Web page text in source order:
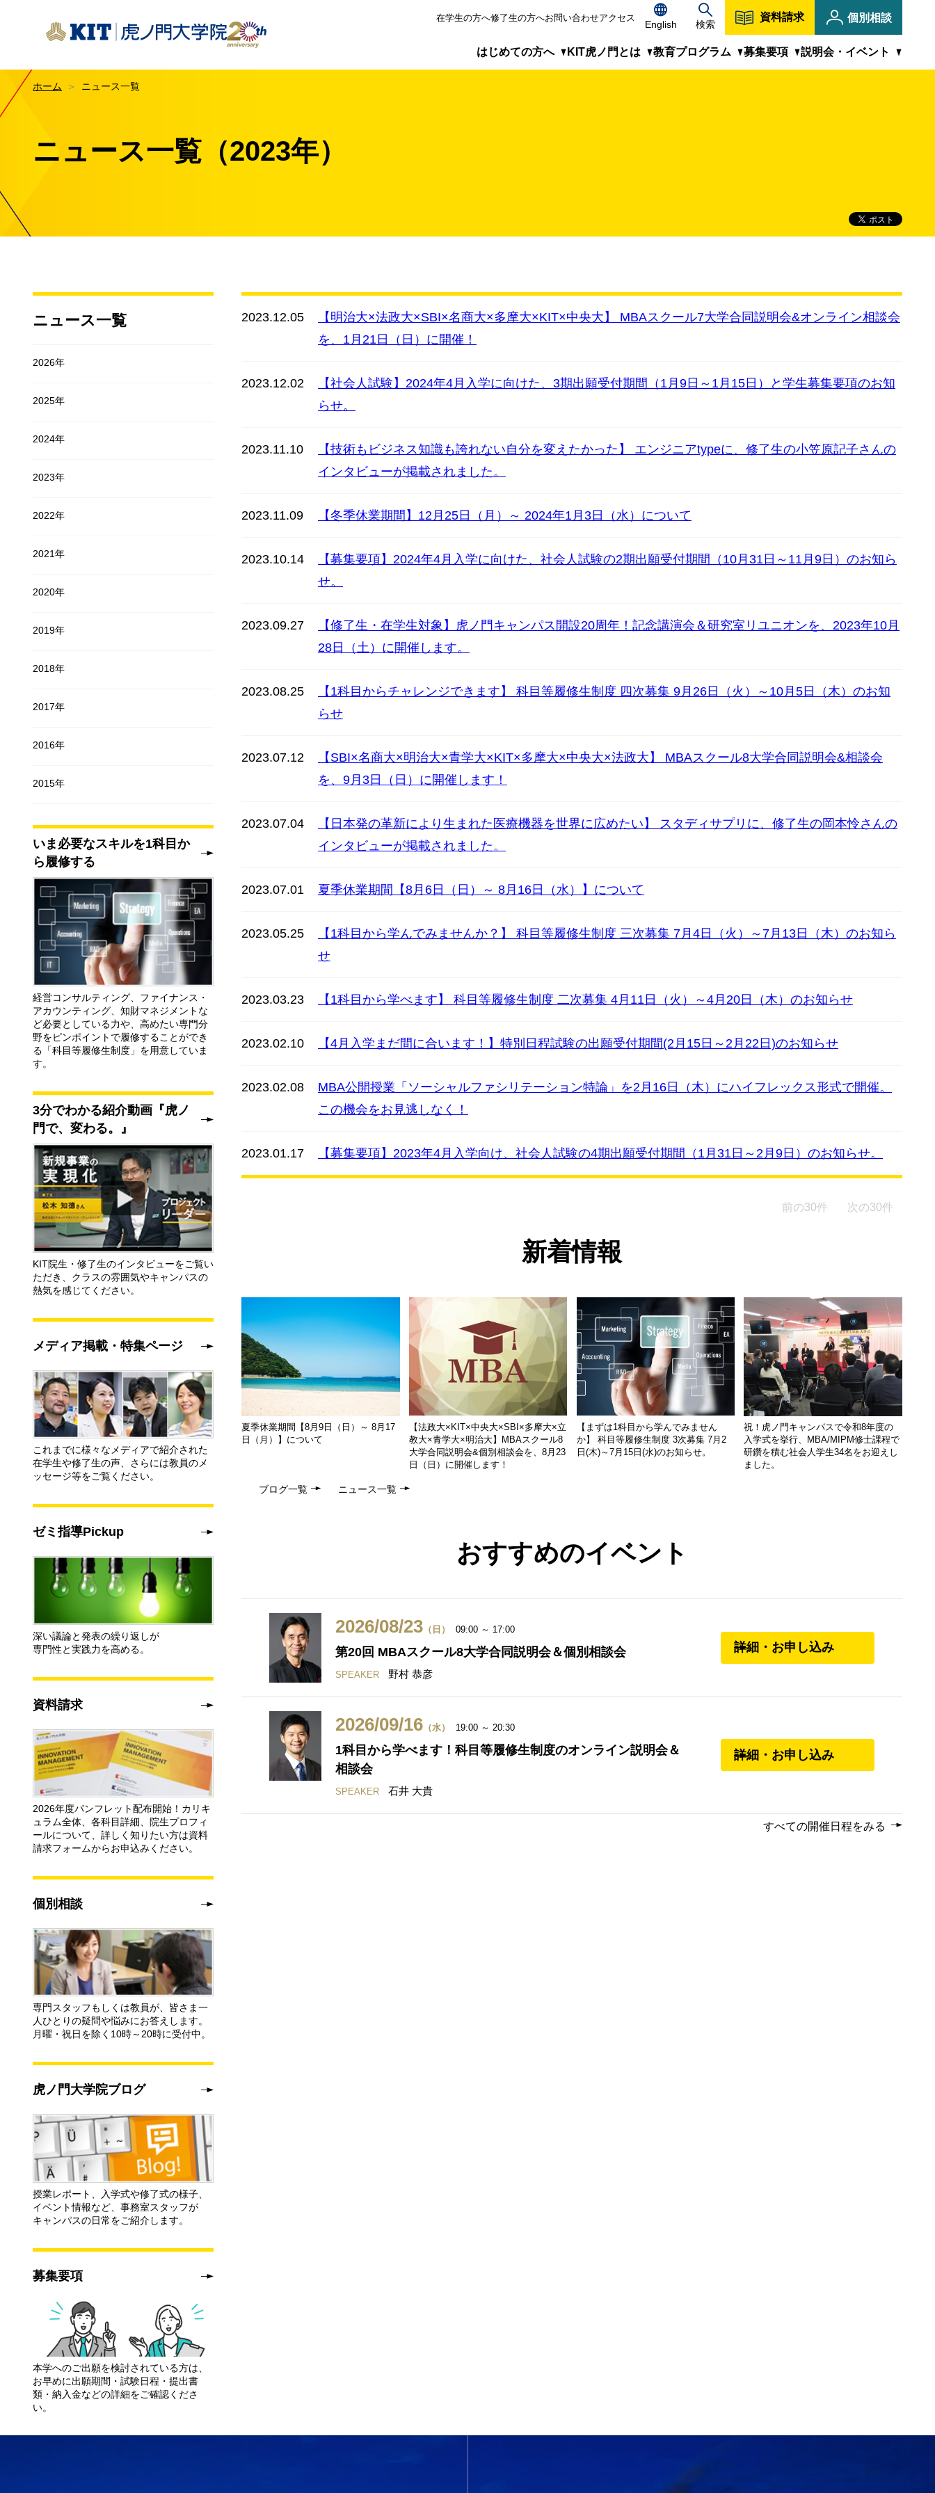
在学生の方へ修了生の方へお問い合わせアクセス
English 検索
資料請求 個別相談
はじめての方へ
イノベーションマネジメント研究科について
メディア掲載・特集ページ
フレキシブルな履修プラン
人気科目ピックアップ
KIT虎ノ門とは
交通アクセス
1科目から学べる科目等履修生制度
KIT虎ノ門ブログ
教育プログラム
授業レポート
専修科目（修士研究・ゼミ指導）
開講科目一覧
社会人学生の声＆プロフィール
募集要項（入学試験・納入金など）
募集要項 説明会・イベント
ホーム ニュース一覧
ニュース一覧 （2023年）
2023.12.05
【明治大×法政大×SBI×名商大×多摩大×KIT×中央大】 MBAスクール7大学合同説明会&オンライン相談会
を、1月21日（日）に開催！
2023.12.02
【社会人試験】2024年4月入学に向けた、3期出願受付期間（1月9日～1月15日）と学生募集要項のお知
らせ。
2023.11.10
【技術もビジネス知識も誇れない自分を変えたかった】 エンジニアtypeに、修了生の小笠原記子さんの
インタビューが掲載されました。
2023.11.09 【冬季休業期間】12月25日（月）～ 2024年1月3日（水）について
2023.10.14
【募集要項】2024年4月入学に向けた、社会人試験の2期出願受付期間（10月31日～11月9日）のお知ら
せ。
2023.09.27
【修了生・在学生対象】虎ノ門キャンパス開設20周年！記念講演会＆研究室リユニオンを、2023年10月
28日（土）に開催します。
2023.08.25
【1科目からチャレンジできます】 科目等履修生制度 四次募集 9月26日（火）～10月5日（木）のお知
らせ
2023.07.12
【SBI×名商大×明治大×青学大×KIT×多摩大×中央大×法政大】 MBAスクール8大学合同説明会&相談会
を、9月3日（日）に開催します！
2023.07.04
【日本発の革新により生まれた医療機器を世界に広めたい】 スタディサプリに、修了生の岡本怜さんの
インタビューが掲載されました。
2023.07.01 夏季休業期間【8月6日（日）～ 8月16日（水）】について
2023.05.25
【1科目から学んでみませんか？】 科目等履修生制度 三次募集 7月4日（火）～7月13日（木）のお知ら
せ
2023.03.23 【1科目から学べます】 科目等履修生制度 二次募集 4月11日（火）～4月20日（木）のお知らせ
2023.02.10 【4月入学まだ間に合います！】特別日程試験の出願受付期間(2月15日～2月22日)のお知らせ
2023.02.08
MBA公開授業「ソーシャルファシリテーション特論」を2月16日（木）にハイフレックス形式で開催。
この機会をお見逃しなく！
2023.01.17 【募集要項】2023年4月入学向け、社会人試験の4期出願受付期間（1月31日～2月9日）のお知らせ。
次の30件
前の30件
新着情報
夏季休業期間【8月9日（日）～ 8月17
日（月）】について
【法政大×KIT×中央大×SBI×多摩大×立
教大×青学大×明治大】MBAスクール8
大学合同説明会&個別相談会を、8月23
日（日）に開催します！
【まずは1科目から学んでみません
か】 科目等履修生制度 3次募集 7月2
日(木)～7月15日(水)のお知らせ。
祝！虎ノ門キャンパスで令和8年度の
入学式を挙行、MBA/MIPM修士課程で
研鑽を積む社会人学生34名をお迎えし
ました。
ブログ一覧 ニュース一覧
おすすめのイベント
2026/08/23 （日） 09:00 ～ 17:00
第20回 MBAスクール8大学合同説明会＆個別相談会
SPEAKER 野村 恭彦
詳細・お申し込み
2026/09/16 （水） 19:00 ～ 20:30
1科目から学べます！科目等履修生制度のオンライン説明会＆
相談会
SPEAKER 石井 大貴
詳細・お申し込み
すべての開催日程をみる
ニュース一覧
2026年
2025年
2024年
2023年
2022年
2021年
2020年
2019年
2018年
2017年
2016年
2015年
いま必要なスキルを1科目か
ら履修する
経営コンサルティング、ファイナンス・
アカウンティング、知財マネジメントな
ど必要としている力や、高めたい専門分
野をピンポイントで履修することができ
る「科目等履修生制度」を用意していま
す。
3分でわかる紹介動画『虎ノ
門で、変わる。』
KIT院生・修了生のインタビューをご覧い
ただき、クラスの雰囲気やキャンパスの
熱気を感じてください。
メディア掲載・特集ページ
これまでに様々なメディアで紹介された
在学生や修了生の声、さらには教員のメ
ッセージ等をご覧ください。
ゼミ指導Pickup
深い議論と発表の繰り返しが
専門性と実践力を高める。
資料請求
2026年度パンフレット配布開始！カリキ
ュラム全体、各科目詳細、院生プロフィ
ールについて、詳しく知りたい方は資料
請求フォームからお申込みください。
個別相談
専門スタッフもしくは教員が、皆さま一
人ひとりの疑問や悩みにお答えします。
月曜・祝日を除く10時～20時に受付中。
虎ノ門大学院ブログ
授業レポート、入学式や修了式の様子、
イベント情報など、事務室スタッフが
キャンパスの日常をご紹介します。
募集要項
本学へのご出願を検討されている方は、
お早めに出願期間・試験日程・提出書
類・納入金などの詳細をご確認くださ
い。